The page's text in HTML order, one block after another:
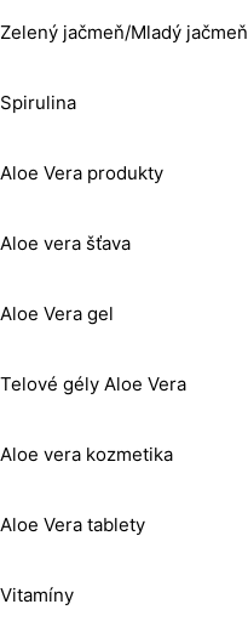
Zelený jačmeň/Mladý jačmeň
Spirulina
Aloe Vera produkty
Aloe vera šťava
Aloe Vera gel
Telové gély Aloe Vera
Aloe vera kozmetika
Aloe Vera tablety
Vitamíny